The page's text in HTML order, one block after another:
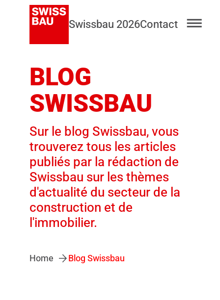
Swissbau 2026Contact
BLOG
SWISSBAU
Sur le blog Swissbau, vous
trouverez tous les articles
publiés par la rédaction de
Swissbau sur les thèmes
d'actualité du secteur de la
construction et de
l'immobilier.
Home Blog Swissbau